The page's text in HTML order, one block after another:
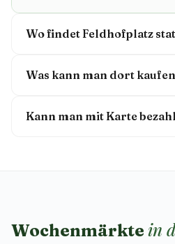
Wo findet Feldhofplatz
Was kann man dort
Kann man mit Karte
Wochenmärkte in